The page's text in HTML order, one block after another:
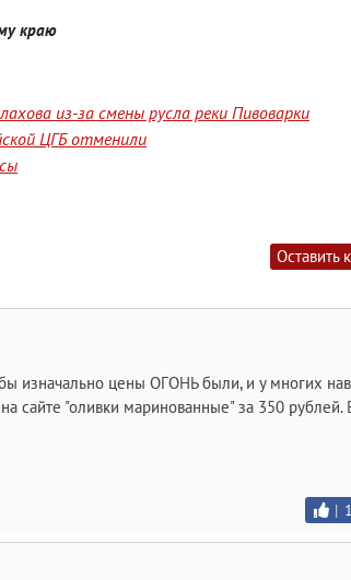
краю
из-за смены русла реки Пивоварки
ЦГБ отменили
Оставить
изначально цены ОГОНЬ были, и у многих
сайте "оливки маринованные" за 350 рублей.
|